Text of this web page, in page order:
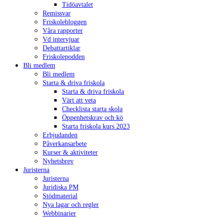
Tidöavtalet
Remissvar
Friskolebloggen
Våra rapporter
Vd intervjuar
Debattartiklar
Friskolepodden
Bli medlem
Bli medlem
Starta & driva friskola
Starta & driva friskola
Värt att veta
Checklista starta skola
Öppenhetskrav och kö
Starta friskola kurs 2023
Erbjudanden
Påverkansarbete
Kurser & aktiviteter
Nyhetsbrev
Juristerna
Juristerna
Juridiska PM
Stödmaterial
Nya lagar och regler
Webbinarier